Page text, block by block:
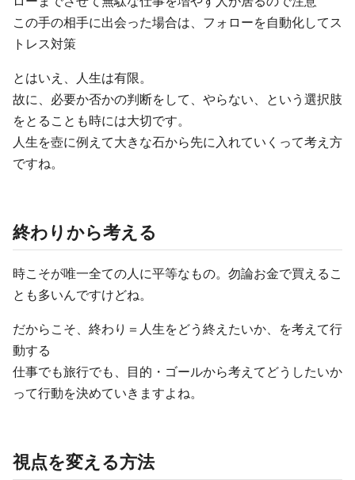
この手の相手に出会った場合は、フォローを自動化してス
トレス対策
とはいえ、人生は有限。
故に、必要か否かの判断をして、やらない、という選択肢
をとることも時には大切です。
人生を壺に例えて大きな石から先に入れていくって考え方
ですね。
終わりから考える
時こそが唯一全ての人に平等なもの。勿論お金で買えるこ
とも多いんですけどね。
だからこそ、終わり＝人生をどう終えたいか、を考えて行
動する
仕事でも旅行でも、目的・ゴールから考えてどうしたいか
って行動を決めていきますよね。
視点を変える方法